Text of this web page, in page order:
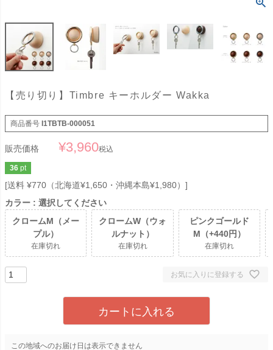
【売り切り】Timbre キーホルダー Wakka
商品番号 I1TBTB-000051
販売価格 ¥3,960税込
36 pt
送料 ¥770（北海道¥1,650・沖縄本島¥1,980）
カラー
選択してください
クロームM（メー
プル）
在庫切れ
クロームW（ウォ
ルナット）
在庫切れ
ピンクゴールド
M（+440円）
在庫切れ
お気に入りに登録する
カートに入れる
この地域へのお届け日は表示できません